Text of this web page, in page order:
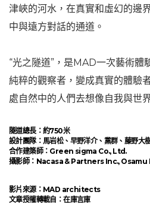
津峽的河水，在真實和虛幻的邊
中與遠方對話的通道。
“光之隧道”，是MAD一次藝術體
純粹的觀察者，變成真實的體驗
處自然中的人們去想像自我與世
隧道總長：約750米
設計團隊：馬岩松、早野洋介、黨群、藤野大
合作建築師：Green sigma Co., Ltd.
攝影師：Nacasa & Partners Inc.,
影片來源：MAD architects
文章授權轉載自：在庫言庫